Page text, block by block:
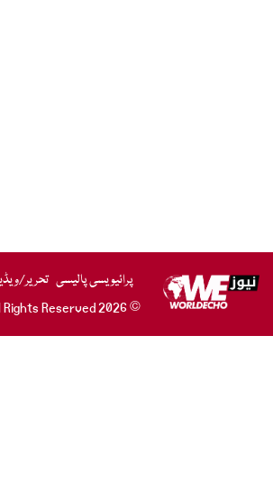
پرائیویسی پالیسی تحریر/ویڈیو بھیجیں رابطہ کریں